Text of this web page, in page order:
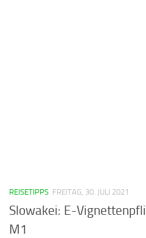
REISETIPPS FREITAG, 30. JULI 2021
Slowakei: E-
M1